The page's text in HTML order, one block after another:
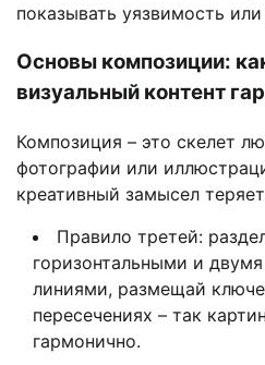
показывать уязвимость
Основы композиции:
визуальный контент
Композиция – это скелет
фотографии или
креативный замысел
Правило третей:
горизонтальными и
линиями, размещай
пересечениях – так
гармонично.